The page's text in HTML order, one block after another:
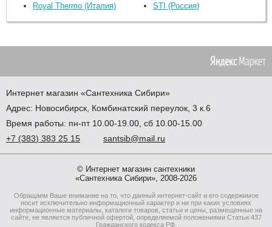
Royal Thermo (Италия)
STI (Россия)
Интернет магазин «Сантехника Сибири»
Адрес: Новосибирск Комбинатский переулок, 3 к.6
Время работы: пн-пт 10.00-19.00, сб 10.00-15.00
+7 (383) 383 25 15 santsib@mail.ru
© Интернет магазин сантехники
«Сантехника Сибири», 2008-2026
Обращаем Ваше внимание на то, что данный интернет-сайт и его содержимое
носит исключительно информационный характер и ни при каких условиях
информационные материалы, каталоги товаров, статьи и цены, размещенные на
сайте, не является публичной офертой, определяемой положениями Статьи 437
Гражданского кодекса РФ.